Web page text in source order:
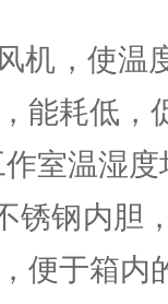
机，使温
能耗低，
室温湿度
锈钢内胆
便于箱内